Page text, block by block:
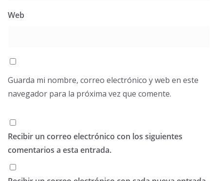
Web
Guarda mi nombre, correo electrónico y web en este
navegador para la próxima vez que comente.
Recibir un correo electrónico con los siguientes
comentarios a esta entrada.